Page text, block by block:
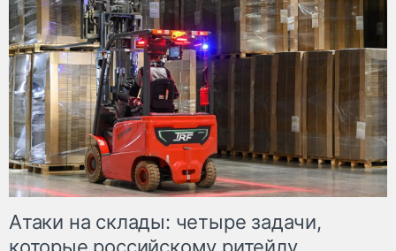
Атаки на склады: четыре задачи,
которые российскому ритейлу